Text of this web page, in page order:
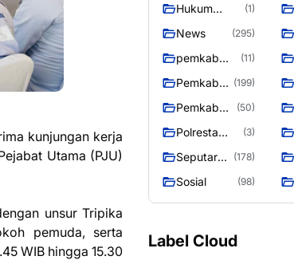
kunjungan kerja
Utama (PJU)
unsur Tripika
pemuda, serta
WIB hingga 15.30
Hukum
(1)
News (295)
pemkab
raya
(11)
Pemkab
raya
(199)
Pemkab
Raya 4
(50)
Polresta
Raya
(3)
Seputar
Murung
Raya
(178)
Sosial (98)
Label Cloud